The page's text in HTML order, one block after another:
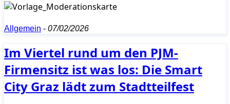
Allgemein - 07/02/2026
Im Viertel rund um den PJM-
Firmensitz ist was los: Die Smart
City Graz lädt zum Stadtteilfest